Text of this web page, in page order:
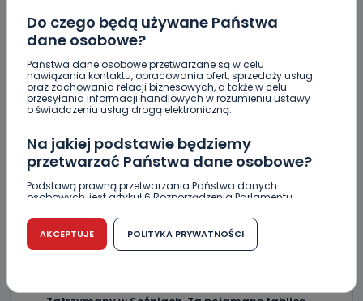
Do czego będą używane Państwa
dane osobowe?
Państwa dane osobowe przetwarzane są w celu
nawiązania kontaktu, opracowania ofert, sprzedaży usług
oraz zachowania relacji biznesowych, a także w celu
przesyłania informacji handlowych w rozumieniu ustawy
o świadczeniu usług drogą elektroniczną.
Na jakiej podstawie będziemy
przetwarzać Państwa dane osobowe?
Podstawą prawną przetwarzania Państwa danych
osobowych, jest artykuł 6 Rozporządzenia Parlamentu
r. w sprawie ochrony osób fizycznych w związku z
przetwarzaniem danych osobowych w sprawie
swobodnego przepływu takich danych oraz uchylenia
dyrektywy 95/46/WE (RODO).
Czy jest możliwość cofnięcia zgody?
AKCEPTUJE POLITYKA PRYWATNOŚCI
Raulin, Witkowska, Marciniak, Kowalska. "Odyseja
Antonińska" dzień drugi [FOTO]
Auto rozbite na drzewie. Poszkodowani nie mogli z
niego wyjść [FOTO]
Nastolatek w szpitalu po zderzeniu osobówki z
Uważaj na oszustwo! Przychodzą maile z
elektryzujących?
Jakość wody wróciła (prawie) do normy. Jest